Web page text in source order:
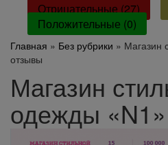
Отрицательные (27)
Положительные (0)
Главная » Без рубрики » Магазин
отзывы
Магазин
одежды